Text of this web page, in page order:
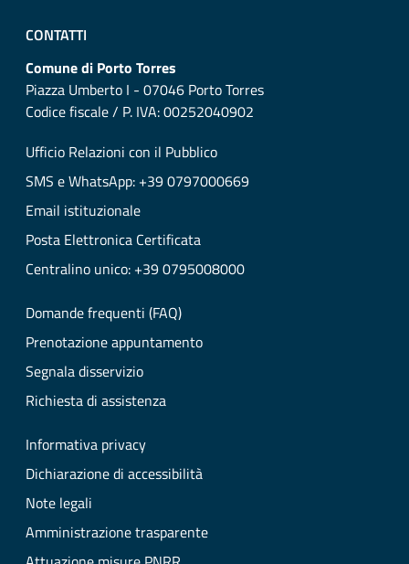
CONTATTI
Comune di Porto Torres
Piazza Umberto I - 07046 Porto Torres
Codice fiscale / P. IVA: 00252040902
Ufficio Relazioni con il Pubblico
SMS e WhatsApp: +39 0797000669
Email istituzionale
Posta Elettronica Certificata
Centralino unico: +39 0795008000
Domande frequenti (FAQ)
Prenotazione appuntamento
Segnala disservizio
Richiesta di assistenza
Informativa privacy
Dichiarazione di accessibilità
Note legali
Amministrazione trasparente